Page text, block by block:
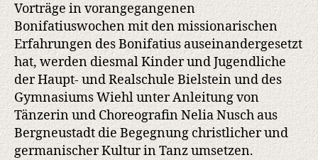
Vorträge in vorangegangenen
Bonifatiuswochen mit den missionarischen
Erfahrungen des Bonifatius auseinandergesetzt
hat, werden diesmal Kinder und Jugendliche
der Haupt- und Realschule Bielstein und des
Gymnasiums Wiehl unter Anleitung von
Tänzerin und Choreografin Nelia Nusch aus
Bergneustadt die Begegnung christlicher und
germanischer Kultur in Tanz umsetzen.